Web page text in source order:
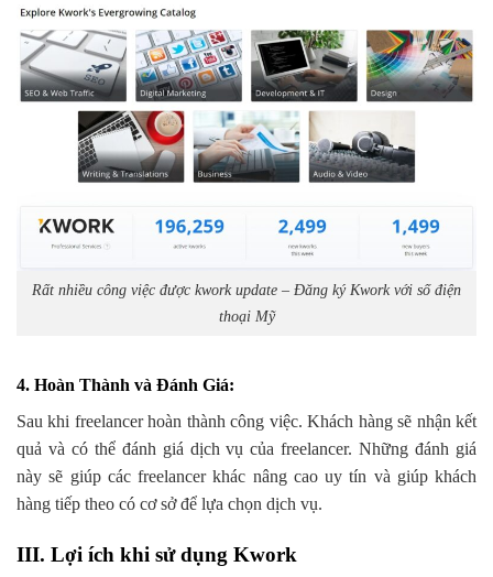
Rất nhiều công việc được kwork update – Đăng ký Kwork với số điện
thoại Mỹ
4. Hoàn Thành và Đánh Giá:
Sau khi freelancer hoàn thành công việc. Khách hàng sẽ nhận kết
quả và có thể đánh giá dịch vụ của freelancer. Những đánh giá
này sẽ giúp các freelancer khác nâng cao uy tín và giúp khách
hàng tiếp theo có cơ sở để lựa chọn dịch vụ.
III. Lợi ích khi sử dụng Kwork